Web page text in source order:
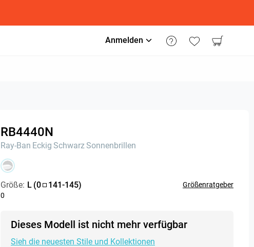
Anmelden
RB4440N
Ray-Ban Eckig Schwarz Sonnenbrillen
Größe: L (0 141-145)
Größenratgeber
0
Dieses Modell ist nicht mehr verfügbar
Sieh die neuesten Stile und Kollektionen